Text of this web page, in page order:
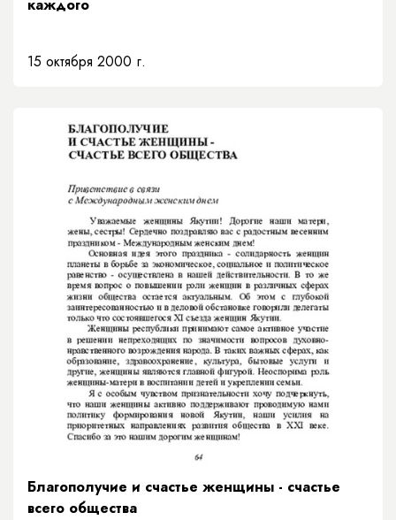
каждого
15 октября 2000 г.
Благополучие и счастье женщины - счастье
всего общества